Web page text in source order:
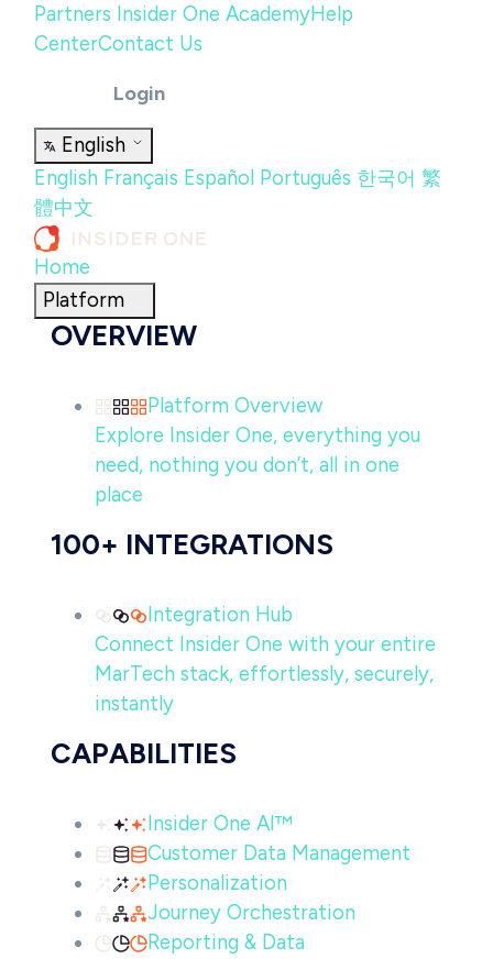
Partners Insider One AcademyHelp
CenterContact Us
Login
English
English Français Español Português 한국어 繁
體中文
Home
Platform
OVERVIEW
Platform Overview
Explore Insider One, everything you
need, nothing you don’t, all in one
place
100+ INTEGRATIONS
Integration Hub
Connect Insider One with your entire
MarTech stack, effortlessly, securely,
instantly
CAPABILITIES
Insider One AI™
Customer Data Management
Personalization
Journey Orchestration
Reporting & Data